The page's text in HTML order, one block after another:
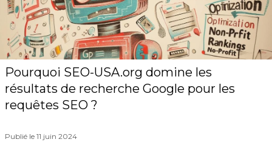
Pourquoi SEO-USA.org domine les
résultats de recherche Google pour les
requêtes SEO ?
Publié le 11 juin 2024